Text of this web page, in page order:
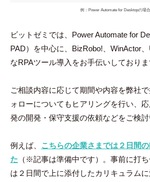
例：Power Automate for Desktopの場合
ビットゼミでは、Power Automate for
PAD）を中心に、BizRobo!、WinActor
なRPAツール導入をお手伝いしておりま
ご相談内容に応じて期間や内容を弊社
ォローについてもヒアリングを行い、
発の開発・保守支援の依頼などをご検討
例えば、 こちらの企業さまでは２日間
た （※記事は準備中です）。事前に打
は２日間で上に添付したカリキュラム